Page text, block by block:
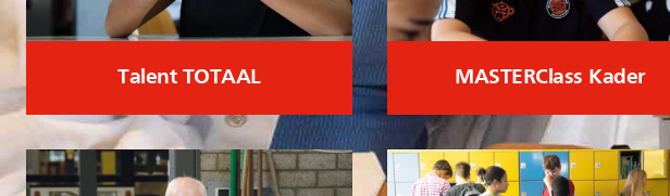
Talent TOTAAL MASTERClass Kader